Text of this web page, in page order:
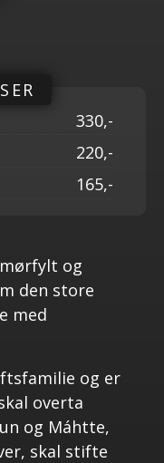
330
220
165
og
den store
med
og er
overta
og Máhtte,
skal stifte